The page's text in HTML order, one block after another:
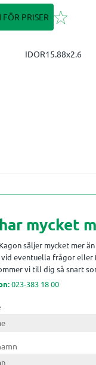
FÖR PRISER Lägg till i
IDOR15.88x2.6
till
Till träindustrin
från
mycket
säljer mycket mer
eventuella frågor eller
vi till dig så snart
023-383 18 00